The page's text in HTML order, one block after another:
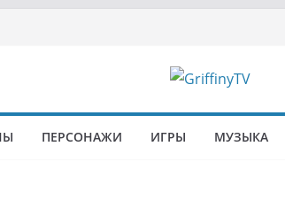
ПЕРСОНАЖИ ИГРЫ МУЗЫКА